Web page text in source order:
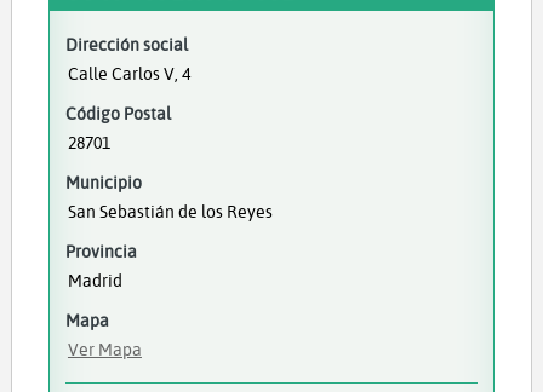
Dirección social
Calle Carlos V, 4
Código Postal
28701
Municipio
San Sebastián de los Reyes
Provincia
Madrid
Mapa
Ver Mapa